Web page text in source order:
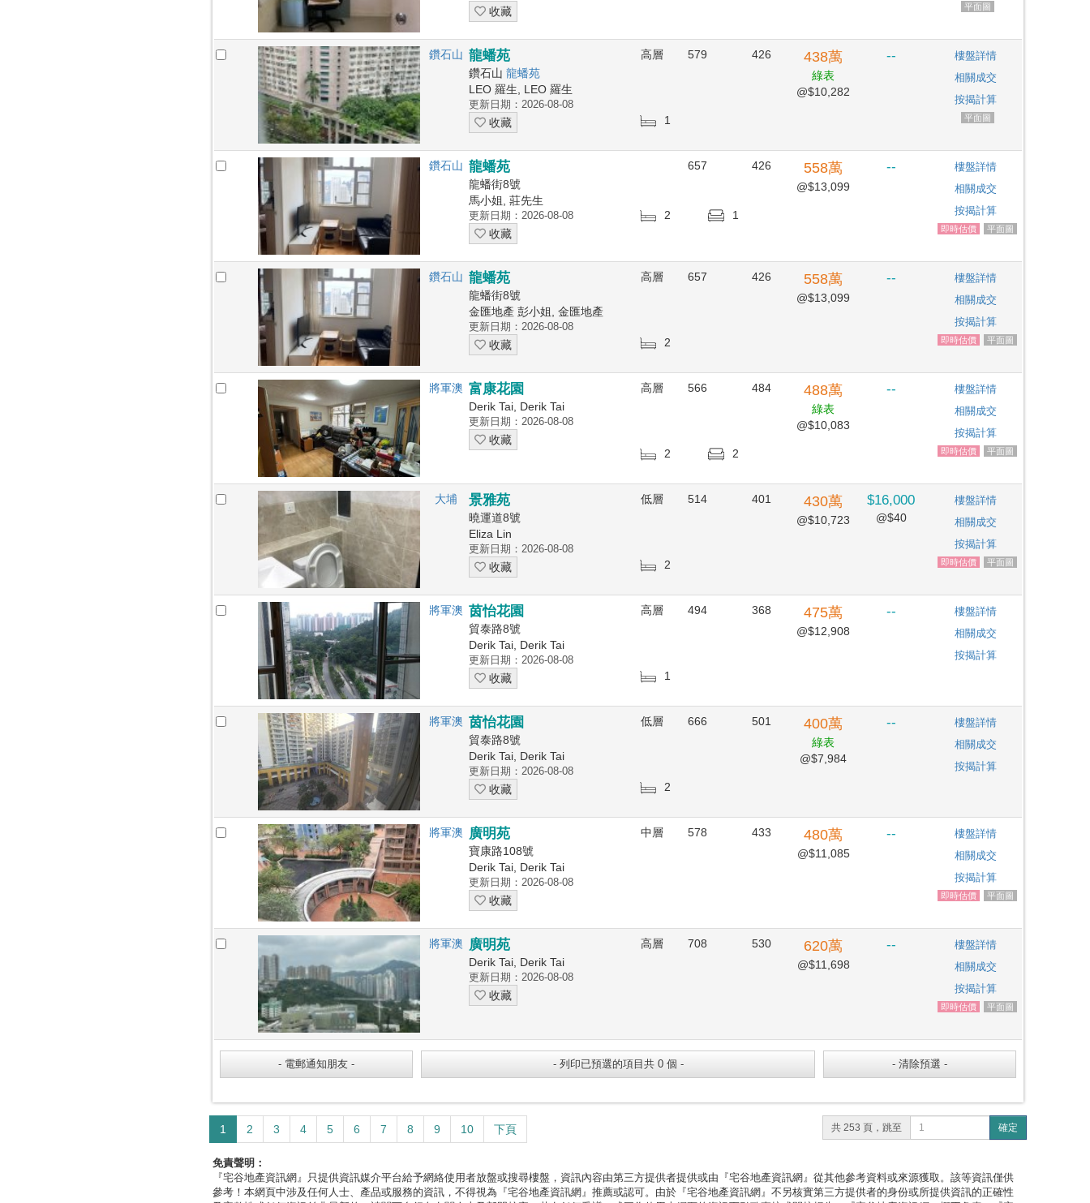
收藏 平面圖
鑽石山 龍蟠苑
鑽石山 龍蟠苑
LEO 羅生, LEO 羅生
更新日期：2026-08-08
收藏
高層
1
579 426 438萬
綠表
@$10,282
--
樓盤詳情
相關成交
按揭計算
平面圖
鑽石山 龍蟠苑
龍蟠街8號
馬小姐, 莊先生
更新日期：2026-08-08
收藏
2 1
657 426 558萬
@$13,099
--
樓盤詳情
相關成交
按揭計算
即時估價 平面圖
鑽石山 龍蟠苑
龍蟠街8號
金匯地產 彭小姐, 金匯地產
更新日期：2026-08-08
收藏
高層
2
657 426 558萬
@$13,099
--
樓盤詳情
相關成交
按揭計算
即時估價 平面圖
將軍澳 富康花園
Derik Tai, Derik Tai
更新日期：2026-08-08
收藏
高層
2 2
566 484 488萬
綠表
@$10,083
--
樓盤詳情
相關成交
按揭計算
即時估價 平面圖
大埔 景雅苑
曉運道8號
Eliza Lin
更新日期：2026-08-08
收藏
低層
2
514 401 430萬
@$10,723
$16,000
@$40
樓盤詳情
相關成交
按揭計算
即時估價 平面圖
將軍澳 茵怡花園
貿泰路8號
Derik Tai, Derik Tai
更新日期：2026-08-08
收藏
高層
1
494 368 475萬
@$12,908
--
樓盤詳情
相關成交
按揭計算
將軍澳 茵怡花園
貿泰路8號
Derik Tai, Derik Tai
更新日期：2026-08-08
收藏
低層
2
666 501 400萬
綠表
@$7,984
--
樓盤詳情
相關成交
按揭計算
將軍澳 廣明苑
寶康路108號
Derik Tai, Derik Tai
更新日期：2026-08-08
收藏
中層 578 433 480萬
@$11,085
--
樓盤詳情
相關成交
按揭計算
即時估價 平面圖
將軍澳 廣明苑
Derik Tai, Derik Tai
更新日期：2026-08-08
收藏
高層 708 530 620萬
@$11,698
--
樓盤詳情
相關成交
按揭計算
即時估價 平面圖
1 2 3 4 5 6 7 8 9 10 下頁 共 253 頁，跳至 確定
免責聲明：
『宅谷地產資訊網』只提供資訊媒介平台給予網絡使用者放盤或搜尋樓盤，資訊內容由第三方提供者提供或由『宅谷地產資訊網』從其他參考資料或來源獲取。該等資訊僅供
參考！本網頁中涉及任何人士、產品或服務的資訊，不得視為『宅谷地產資訊網』推薦或認可。由於『宅谷地產資訊網』不另核實第三方提供者的身份或所提供資訊的正確性